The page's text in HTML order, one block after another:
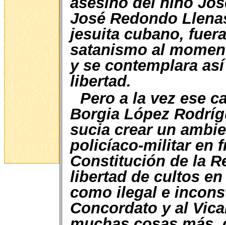
José Redondo
jesuita cubano,
satanismo al
y se contemplara
libertad.
Pero a la vez ese
Borgia López
sucia crear un
policíaco-militar en
Constitución de la
libertad de cultos
como ilegal e
Concordato y al